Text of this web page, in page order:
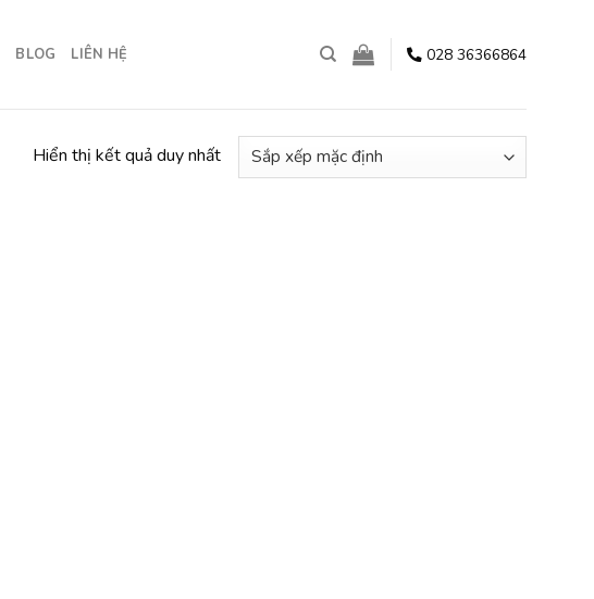
BLOG LIÊN HỆ 028 36366864
Hiển thị kết quả duy nhất